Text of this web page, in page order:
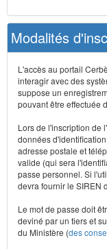
Modalités
L'accès au portail
interagir avec des
suppose un
pouvant être effectuée
Lors de l'inscription de
données
adresse postale et
valide (qui sera
passe personnel. Si
devra fournir le SIREN
Le mot de passe doit
deviné par un tiers et
du Ministère (des